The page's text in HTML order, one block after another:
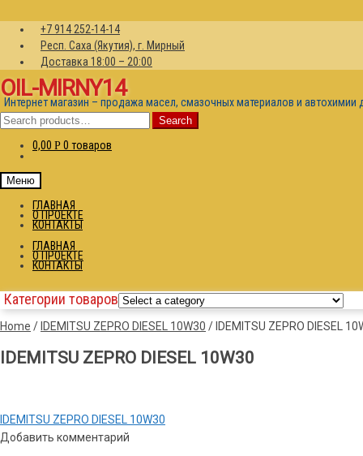
+7 914 252-14-14
Респ. Саха (Якутия), г. Мирный
Доставка 18:00 – 20:00
OIL-MIRNY14
Интернет магазин – продажа масел, смазочных материалов и автохимии
Search
for: Search
0,00 Р 0 товаров
Меню
ГЛАВНАЯ
О ПРОЕКТЕ
КОНТАКТЫ
ГЛАВНАЯ
О ПРОЕКТЕ
КОНТАКТЫ
Категории товаров
Home / IDEMITSU ZEPRO DIESEL 10W30 / IDEMITSU ZEPRO DIESEL
IDEMITSU ZEPRO DIESEL 10W30
Навигация
по
Предыдущая
запись:
IDEMITSU ZEPRO DIESEL 10W30
Добавить комментарий